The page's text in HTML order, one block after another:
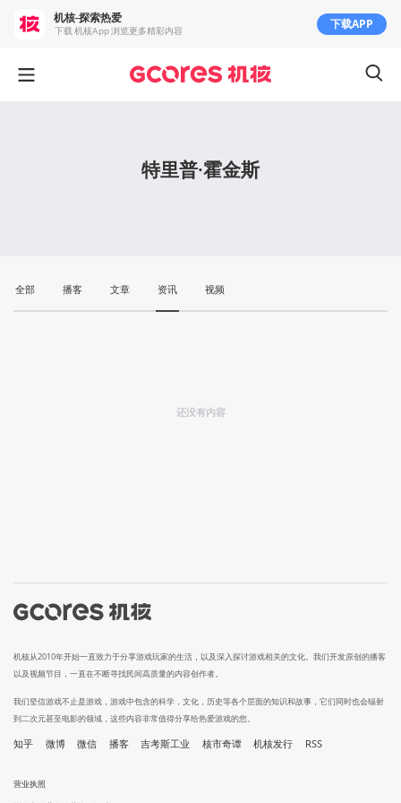
特里普·霍金斯
全部 播客 文章 资讯 视频
还没有内容
机核从2010年开始一直致力于分享游戏玩家的生活，以及深入探讨游戏相关的文化。我们开发原创的播客
以及视频节目，一直在不断寻找民间高质量的内容创作者。
我们坚信游戏不止是游戏，游戏中包含的科学，文化，历史等各个层面的知识和故事，它们同时也会辐射
到二次元甚至电影的领域，这些内容非常值得分享给热爱游戏的您。
知乎 微博 微信 播客 吉考斯工业 核市奇谭 机核发行 RSS
营业执照
机核-探索热爱
下载 机核App 浏览更多精彩内容 下载APP